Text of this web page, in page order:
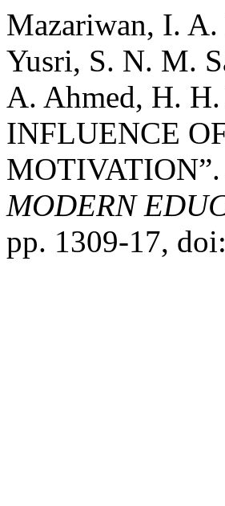
Mazariwan, I.
Yusri, S. N. M.
A. Ahmed, H.
INFLUENCE
MOTIVATION”.
MODERN
pp. 1309-17,